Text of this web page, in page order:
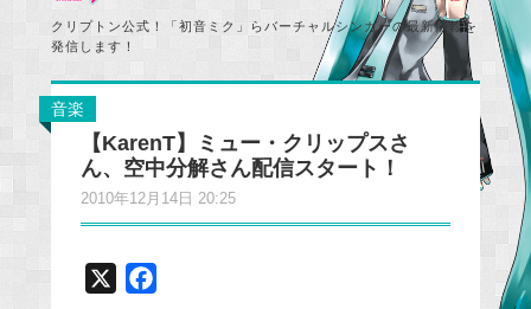
クリプトン公式！「初音ミク」らバーチャルシンガーの最新情報を
発信します！
音楽
【KarenT】ミュー・クリップスさ
ん、空中分解さん配信スタート！
2010年12月14日 20:25